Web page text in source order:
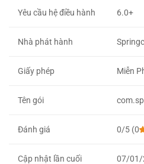
Yêu cầu hệ điều hành 6.0+
Nhà phát hành
Giấy phép Miễn
Tên gói
Đánh giá 0/5 (0
Cập nhật lần cuối 07/01/